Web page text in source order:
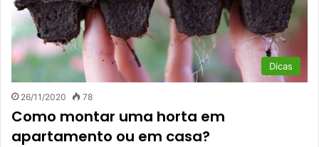
Dicas
26/11/2020 78
Como montar uma horta em
apartamento ou em casa?